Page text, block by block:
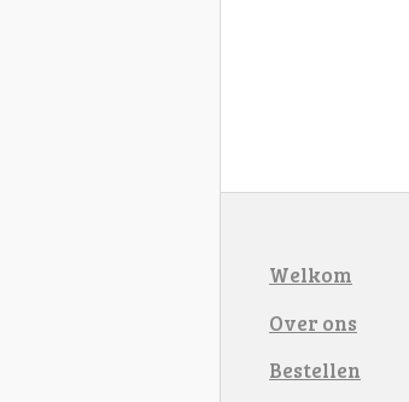
Welkom
Over ons
Bestellen